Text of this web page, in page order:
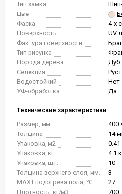
Тип замка
Цвет
Фаска
4-х
Поверхность
UV
Фактура поверхности
Тип рисунка
Порода дерева
Дуб
Селекция
Водостойкий
Нет
УФ-обработка
Да
Технические характеристики
Размер, мм.
400
Толщина
14
Упаковка, м2
0.41
Упаковка, кг.
4.1
Упаковка, шт.
10
Толщина верхнего слоя, мм.
3
MAX t подогрева пола, ℃
27
Плотность, кг/м3
700